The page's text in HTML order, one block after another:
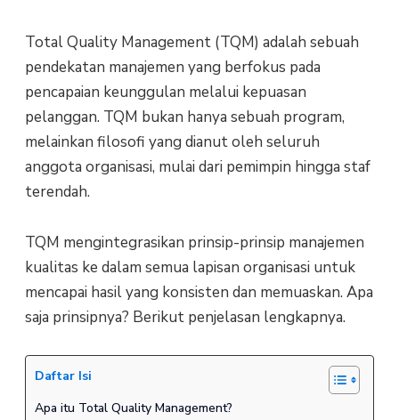
Total Quality Management (TQM) adalah sebuah
pendekatan manajemen yang berfokus pada
pencapaian keunggulan melalui kepuasan
pelanggan. TQM bukan hanya sebuah program,
melainkan filosofi yang dianut oleh seluruh
anggota organisasi, mulai dari pemimpin hingga staf
terendah.
TQM mengintegrasikan prinsip-prinsip manajemen
kualitas ke dalam semua lapisan organisasi untuk
mencapai hasil yang konsisten dan memuaskan. Apa
saja prinsipnya? Berikut penjelasan lengkapnya.
Daftar Isi
Apa itu Total Quality Management?